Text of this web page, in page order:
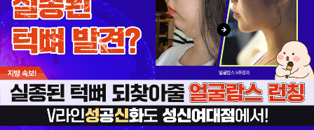
2026 365mc 고객만족도 최우수 1위 지점
2023 365mc 성공기 고객 참여율 전국 1위 지점
2022 365mc 시술신뢰도 전국 우수지점
* 365mc 전국 네트워크 지점 내 순위
주소
서울특별시 성북구 아리랑로 3 133-2